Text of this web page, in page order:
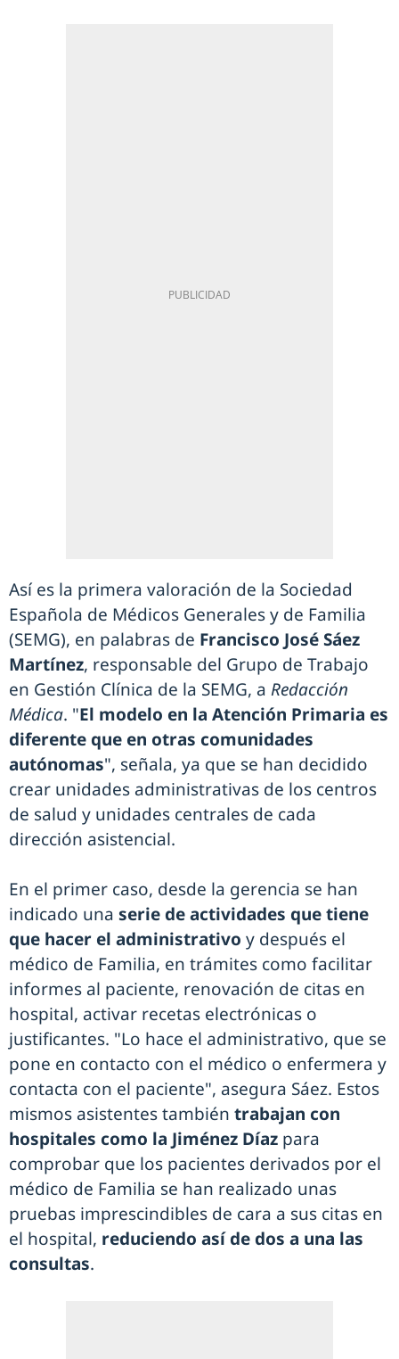
Así es la primera valoración de la Sociedad
Española de Médicos Generales y de Familia
(SEMG), en palabras de Francisco José Sáez
Martínez, responsable del Grupo de Trabajo
en Gestión Clínica de la SEMG, a Redacción
Médica. "El modelo en la Atención Primaria es
diferente que en otras comunidades
autónomas", señala, ya que se han decidido
crear unidades administrativas de los centros
de salud y unidades centrales de cada
dirección asistencial.
En el primer caso, desde la gerencia se han
indicado una serie de actividades que tiene
que hacer el administrativo y después el
médico de Familia, en trámites como facilitar
informes al paciente, renovación de citas en
hospital, activar recetas electrónicas o
justificantes. "Lo hace el administrativo, que se
pone en contacto con el médico o enfermera y
contacta con el paciente", asegura Sáez. Estos
mismos asistentes también trabajan con
hospitales como la Jiménez Díaz para
comprobar que los pacientes derivados por el
médico de Familia se han realizado unas
pruebas imprescindibles de cara a sus citas en
el hospital, reduciendo así de dos a una las
consultas.